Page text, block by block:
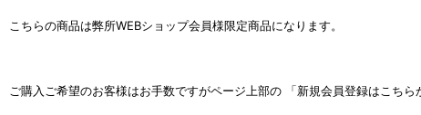
こちらの商品は弊所WEBショップ会員様限定商品になります。
ご購入ご希望のお客様はお手数ですがページ上部の 「新規会員登録はこちら